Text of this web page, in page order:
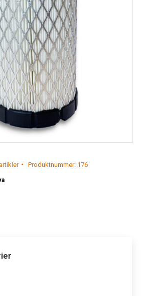
Produktnummer: 176